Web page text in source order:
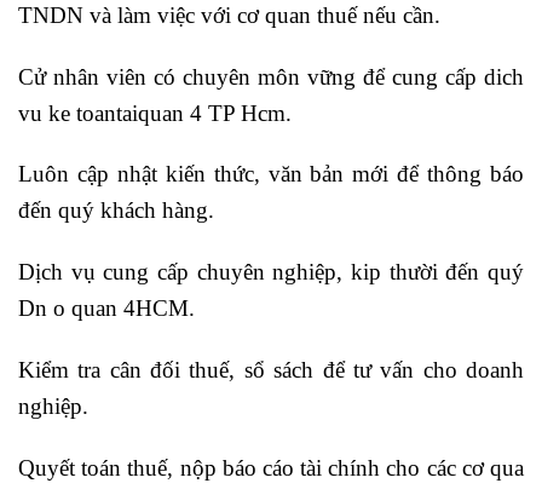
TNDN và làm việc với cơ quan thuế nếu cần.
Cử nhân viên có chuyên môn vững để cung cấp dich
vu ke toantaiquan 4 TP Hcm.
Luôn cập nhật kiến thức, văn bản mới để thông báo
đến quý khách hàng.
Dịch vụ cung cấp chuyên nghiệp, kip thười đến quý
Dn o quan 4HCM.
Kiểm tra cân đối thuế, sổ sách để tư vấn cho doanh
nghiệp.
Quyết toán thuế, nộp báo cáo tài chính cho các cơ qua